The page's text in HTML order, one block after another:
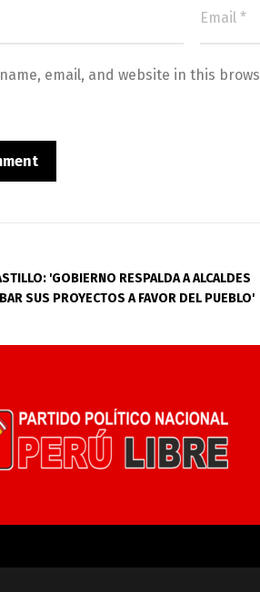
email, and website in this
'GOBIERNO RESPALDA A ALCALDES
SUS PROYECTOS A FAVOR DEL PUEBLO'